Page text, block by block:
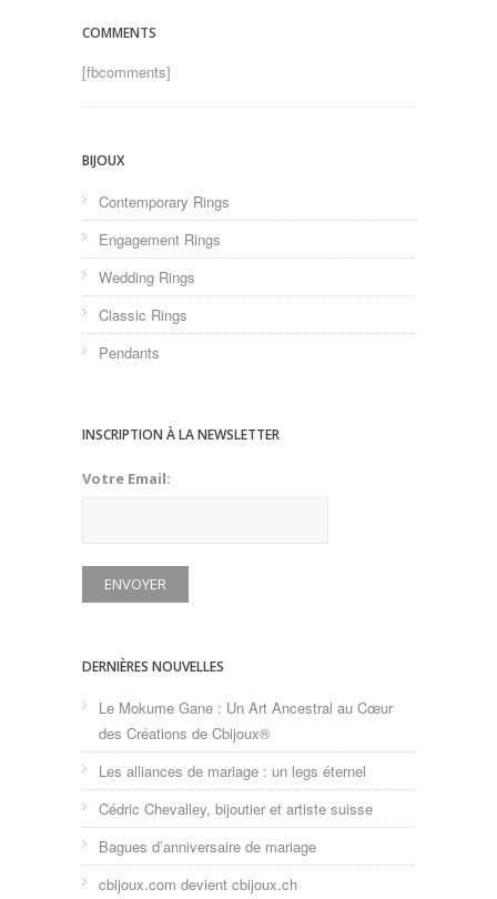
COMMENTS
[fbcomments]
BIJOUX
Contemporary Rings
Engagement Rings
Wedding Rings
Classic Rings
Pendants
INSCRIPTION À LA NEWSLETTER
Votre Email:
DERNIÈRES NOUVELLES
Le Mokume Gane : Un Art Ancestral au Cœur
des Créations de Cbijoux®
Les alliances de mariage : un legs éternel
Cédric Chevalley, bijoutier et artiste suisse
Bagues d’anniversaire de mariage
cbijoux.com devient cbijoux.ch